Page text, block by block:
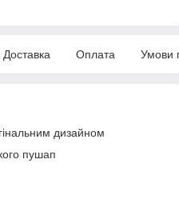
Доставка Оплата Умови
дизайном
пушап